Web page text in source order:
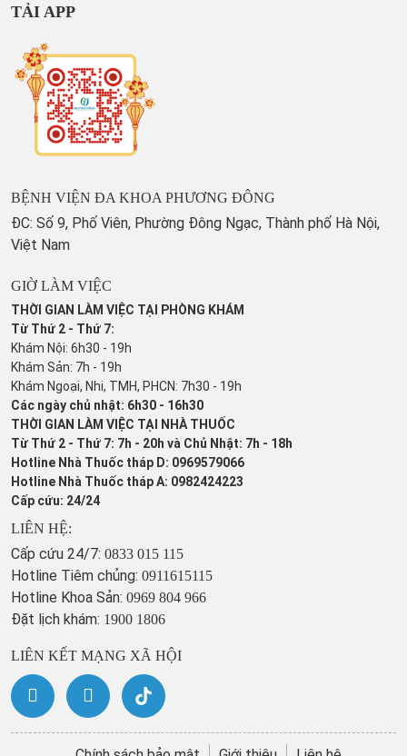
TẢI APP
BỆNH VIỆN ĐA KHOA PHƯƠNG ĐÔNG
ĐC: Số 9, Phố Viên, Phường Đông Ngạc, Thành phố Hà Nội,
Việt Nam
GIỜ LÀM VIỆC
THỜI GIAN LÀM VIỆC TẠI PHÒNG KHÁM
Từ Thứ 2 - Thứ 7:
Khám Nội: 6h30 - 19h
Khám Sản: 7h - 19h
Khám Ngoại, Nhi, TMH, PHCN: 7h30 - 19h
Các ngày chủ nhật: 6h30 - 16h30
THỜI GIAN LÀM VIỆC TẠI NHÀ THUỐC
Từ Thứ 2 - Thứ 7: 7h - 20h và Chủ Nhật: 7h - 18h
Hotline Nhà Thuốc tháp D: 0969579066
Hotline Nhà Thuốc tháp A: 0982424223
Cấp cứu: 24/24
LIÊN HỆ:
Cấp cứu 24/7: 0833 015 115
Hotline Tiêm chủng: 0911615115
Hotline Khoa Sản: 0969 804 966
Đặt lịch khám: 1900 1806
LIÊN KẾT MẠNG XÃ HỘI